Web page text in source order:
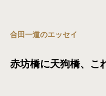
合田一道のエッセイ
赤坊橋に天狗橋、こ